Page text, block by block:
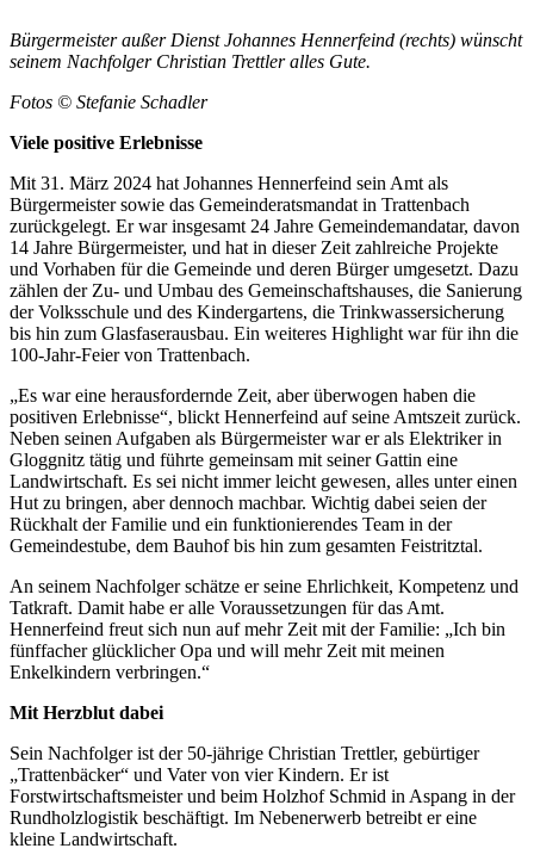
Bürgermeister außer Dienst Johannes Hennerfeind (rechts) wünscht
seinem Nachfolger Christian Trettler alles Gute.
Fotos © Stefanie Schadler
Viele positive Erlebnisse
Mit 31. März 2024 hat Johannes Hennerfeind sein Amt als
Bürgermeister sowie das Gemeinderatsmandat in Trattenbach
zurückgelegt. Er war insgesamt 24 Jahre Gemeindemandatar, davon
14 Jahre Bürgermeister, und hat in dieser Zeit zahlreiche Projekte
und Vorhaben für die Gemeinde und deren Bürger umgesetzt. Dazu
zählen der Zu- und Umbau des Gemeinschaftshauses, die Sanierung
der Volksschule und des Kindergartens, die Trinkwassersicherung
bis hin zum Glasfaserausbau. Ein weiteres Highlight war für ihn die
100-Jahr-Feier von Trattenbach.
„Es war eine herausfordernde Zeit, aber überwogen haben die
positiven Erlebnisse“, blickt Hennerfeind auf seine Amtszeit zurück.
Neben seinen Aufgaben als Bürgermeister war er als Elektriker in
Gloggnitz tätig und führte gemeinsam mit seiner Gattin eine
Landwirtschaft. Es sei nicht immer leicht gewesen, alles unter einen
Hut zu bringen, aber dennoch machbar. Wichtig dabei seien der
Rückhalt der Familie und ein funktionierendes Team in der
Gemeindestube, dem Bauhof bis hin zum gesamten Feistritztal.
An seinem Nachfolger schätze er seine Ehrlichkeit, Kompetenz und
Tatkraft. Damit habe er alle Voraussetzungen für das Amt.
Hennerfeind freut sich nun auf mehr Zeit mit der Familie: „Ich bin
fünffacher glücklicher Opa und will mehr Zeit mit meinen
Enkelkindern verbringen.“
Mit Herzblut dabei
Sein Nachfolger ist der 50-jährige Christian Trettler, gebürtiger
„Trattenbäcker“ und Vater von vier Kindern. Er ist
Forstwirtschaftsmeister und beim Holzhof Schmid in Aspang in der
Rundholzlogistik beschäftigt. Im Nebenerwerb betreibt er eine
kleine Landwirtschaft.